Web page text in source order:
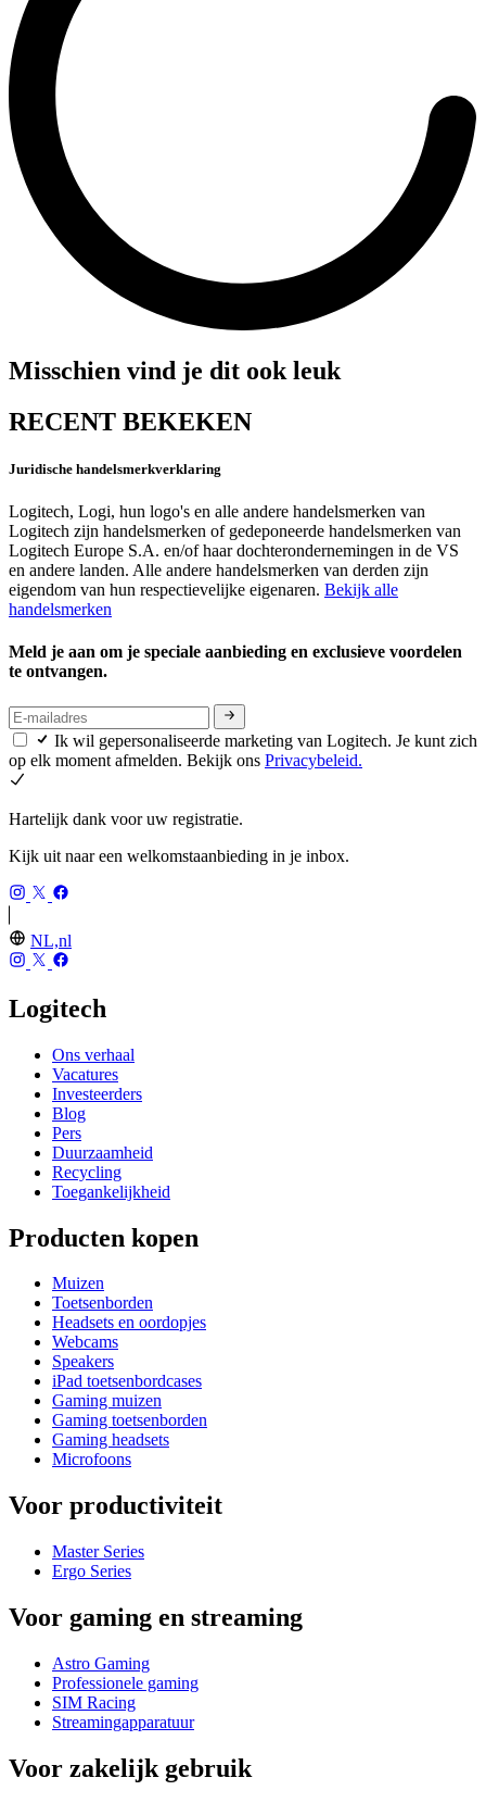
Misschien vind je dit ook leuk
RECENT BEKEKEN
Juridische handelsmerkverklaring
Logitech, Logi, hun logo's en alle andere handelsmerken van
Logitech zijn handelsmerken of gedeponeerde handelsmerken van
Logitech Europe S.A. en/of haar dochterondernemingen in de VS
en andere landen. Alle andere handelsmerken van derden zijn
eigendom van hun respectievelijke eigenaren. Bekijk alle
handelsmerken
Meld je aan om je speciale aanbieding en exclusieve voordelen
te ontvangen.
Ik wil gepersonaliseerde marketing van Logitech. Je kunt zich
op elk moment afmelden. Bekijk ons Privacybeleid.
Hartelijk dank voor uw registratie.
Kijk uit naar een welkomstaanbieding in je inbox.
NL,nl
Logitech
Ons verhaal
Vacatures
Investeerders
Blog
Pers
Duurzaamheid
Recycling
Toegankelijkheid
Producten kopen
Muizen
Toetsenborden
Headsets en oordopjes
Webcams
Speakers
iPad toetsenbordcases
Gaming muizen
Gaming toetsenborden
Gaming headsets
Microfoons
Voor productiviteit
Master Series
Ergo Series
Voor gaming en streaming
Astro Gaming
Professionele gaming
SIM Racing
Streamingapparatuur
Voor zakelijk gebruik